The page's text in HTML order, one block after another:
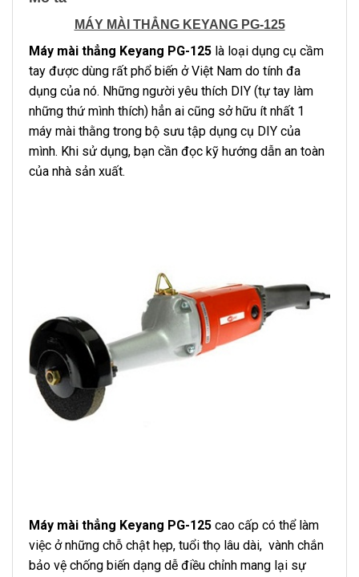
MÁY MÀI THẲNG KEYANG PG-125
Máy mài thẳng Keyang PG-125 là loại dụng cụ cầm
tay được dùng rất phổ biến ở Việt Nam do tính đa
dụng của nó. Những người yêu thích DIY (tự tay làm
những thứ mình thích) hẳn ai cũng sở hữu ít nhất 1
máy mài thằng trong bộ sưu tập dụng cụ DIY của
mình. Khi sử dụng, bạn cần đọc kỹ hướng dẫn an toàn
của nhà sản xuất.
Máy mài thẳng Keyang PG-125 cao cấp có thể làm
việc ở những chỗ chật hẹp, tuổi thọ lâu dài, vành chắn
bảo vệ chống biến dạng dễ điều chỉnh mang lại sự